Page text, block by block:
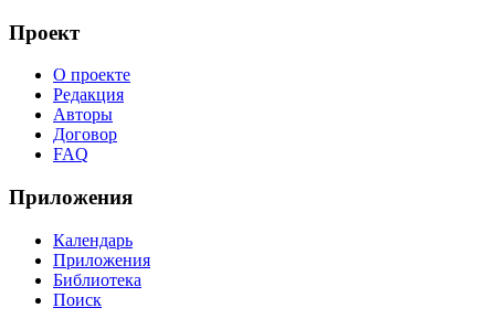
Проект
О проекте
Редакция
Авторы
Договор
FAQ
Приложения
Календарь
Приложения
Библиотека
Поиск